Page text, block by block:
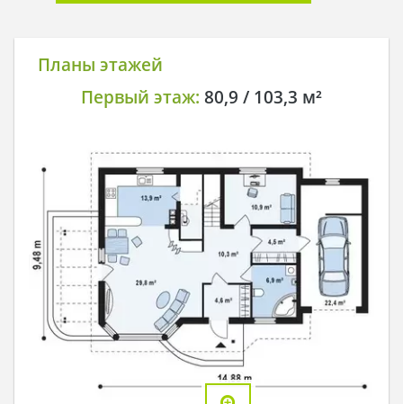
Планы этажей
Первый этаж: 80,9 / 103,3 м²